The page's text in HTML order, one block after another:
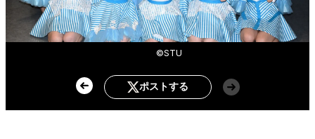
©STU
ポストする